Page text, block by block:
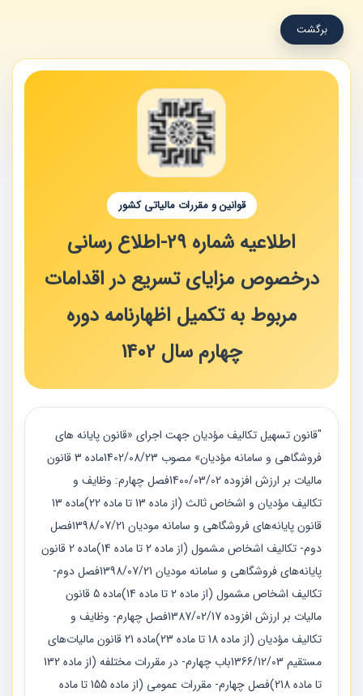
برگشت
قوانین و مقررات مالیاتی کشور
اطلاعیه شماره 29-اطلاع رسانی
درخصوص مزایای تسریع در اقدامات
مربوط به تکمیل اظهارنامه دوره
چهارم سال 1402
"قانون تسهيل تكاليف مؤديان جهت اجرای «قانون پايانه های
فروشگاهی و سامانه مؤديان» مصوب 1402/08/23ماده 3 قانون
مالیات بر ارزش افزوده 1400/03/02فصل چهارم: وظایف و
تکالیف مؤدیان و اشخاص ثالث (از ماده 13 تا ماده 22)ماده 13
قانون پایانه‌های فروشگاهی و سامانه مودیان 1398/07/21فصل
دوم- تکالیف اشخاص مشمول (از ماده 2 تا ماده 14)ماده 2 قانون
پایانه‌های فروشگاهی و سامانه مودیان 1398/07/21فصل دوم-
تکالیف اشخاص مشمول (از ماده 2 تا ماده 14)ماده 5 قانون
ماليات بر ارزش افزوده 1387/02/17فصل چهارم- وظایف و
تکالیف مؤدیان (از ماده 18 تا ماده 23)ماده 21 قانون مالیات‌های
مستقیم 1366/12/03باب چهارم- در مقررات مختلفه (از ماده 132
تا ماده 218)فصل چهارم- مقررات عمومی (از ماده 155 تا ماده